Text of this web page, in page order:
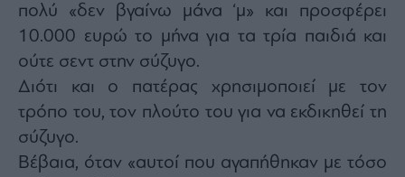
πολύ «δεν βγαίνω μάνα ‘μ» και προσφέρει
10.000 ευρώ το μήνα για τα τρία παιδιά και
ούτε σεντ στην σύζυγο.
Διότι και ο πατέρας χρησιμοποιεί με τον
τρόπο του, τον πλούτο του για να εκδικηθεί τη
σύζυγο.
Βέβαια, όταν «αυτοί που αγαπήθηκαν με τόσο